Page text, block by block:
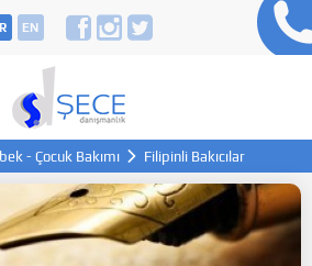
EN
- Çocuk Bakımı Filipinli Bakıcılar